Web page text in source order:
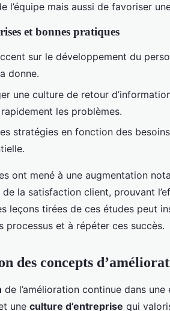
l’équipe mais aussi de favoriser
et bonnes pratiques
sur le développement du
donne.
une culture de retour
les problèmes.
stratégies en fonction des
ont mené à une augmentation
la satisfaction client, prouvant
leçons tirées de ces études peut
processus et à répéter ces succès.
des concepts
de l’amélioration continue dans
une culture d’entreprise qui